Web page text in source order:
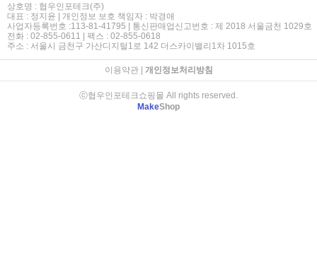
상호명 : 협우인포테크(주)
대표 : 정지윤 | 개인정보 보호 책임자 : 박경애
사업자등록번호 :113-81-41795 | 통신판매업신고번호 : 제 2018 서울금천 1029호
전화 : 02-855-0611 | 팩스 : 02-855-0618
주소 : 서울시 금천구 가산디지털1로 142 더스카이밸리1차 1015호
이용약관| 개인정보처리방침
ⓒ협우인포테크쇼핑몰 All rights reserved.
MakeShop